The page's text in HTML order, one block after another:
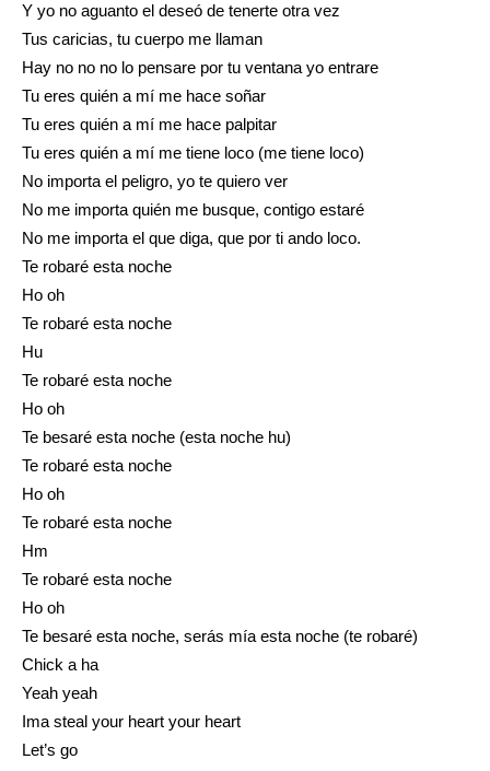
Y yo no aguanto el deseó de tenerte otra vez
Tus caricias, tu cuerpo me llaman
Hay no no no lo pensare por tu ventana yo entrare
Tu eres quién a mí me hace soñar
Tu eres quién a mí me hace palpitar
Tu eres quién a mí me tiene loco (me tiene loco)
No importa el peligro, yo te quiero ver
No me importa quién me busque, contigo estaré
No me importa el que diga, que por ti ando loco.
Te robaré esta noche
Ho oh
Te robaré esta noche
Hu
Te robaré esta noche
Ho oh
Te besaré esta noche (esta noche hu)
Te robaré esta noche
Ho oh
Te robaré esta noche
Hm
Te robaré esta noche
Ho oh
Te besaré esta noche, serás mía esta noche (te robaré)
Chick a ha
Yeah yeah
Ima steal your heart your heart
Let’s go